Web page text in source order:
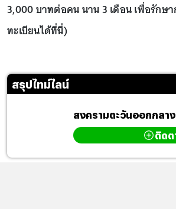
3,000 บาทต่อคน นาน 3 เดือน เพื่อรักษา
ทะเบียนได้ที่นี่)
สรุปไทม์ไลน์
สงครามตะวันออกกลาง
ติดต